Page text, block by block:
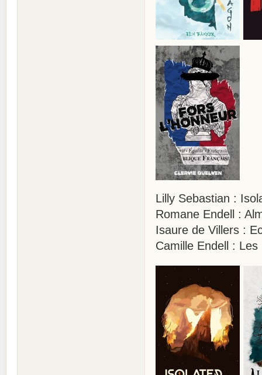
Lilly Sebastian :
Romane Endell :
Isaure de Villers :
Camille Endell :